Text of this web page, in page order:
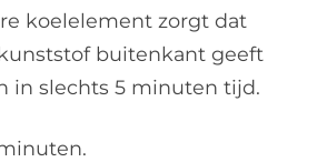
koelelement zorgt dat
buitenkant geeft
in slechts 5 minuten tijd.